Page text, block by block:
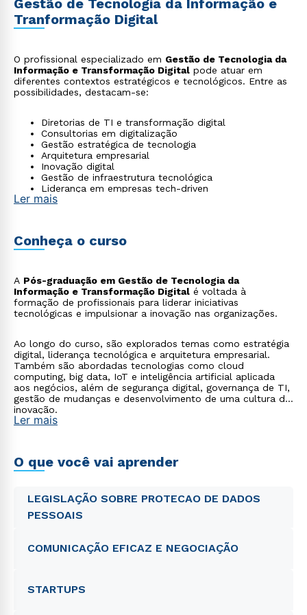
Gestão de Tecnologia da Informação e
Tranformação Digital
O profissional especializado em Gestão de Tecnologia da
Informação e Transformação Digital pode atuar em
diferentes contextos estratégicos e tecnológicos. Entre as
possibilidades, destacam-se:
Diretorias de TI e transformação digital
Consultorias em digitalização
Gestão estratégica de tecnologia
Arquitetura empresarial
Inovação digital
Gestão de infraestrutura tecnológica
Liderança em empresas tech-driven
Ler mais
Conheça o curso
A Pós-graduação em Gestão de Tecnologia da
Informação e Transformação Digital é voltada à
formação de profissionais para liderar iniciativas
tecnológicas e impulsionar a inovação nas organizações.
Ao longo do curso, são explorados temas como estratégia
digital, liderança tecnológica e arquitetura empresarial.
Também são abordadas tecnologias como cloud
computing, big data, IoT e inteligência artificial aplicada
aos negócios, além de segurança digital, governança de TI,
gestão de mudanças e desenvolvimento de uma cultura de
inovação.
Ler mais
O que você vai aprender
LEGISLAÇÃO SOBRE PROTECAO DE DADOS
PESSOAIS
COMUNICAÇÃO EFICAZ E NEGOCIAÇÃO
STARTUPS